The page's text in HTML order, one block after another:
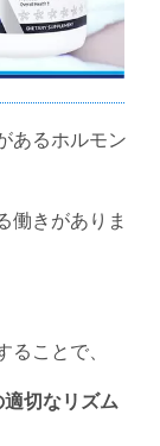
あるホルモン
働きがありま
ことで、
切なリズム